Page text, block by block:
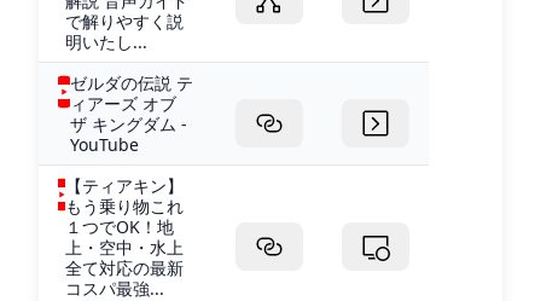
で解りやすく説
明いたし...
ゼルダの伝説 テ
ィアーズ オブ
ザ キングダム -
YouTube
【ティアキン】
もう乗り物これ
１つでOK！地
上・空中・水上
全て対応の最新
コスパ最強...